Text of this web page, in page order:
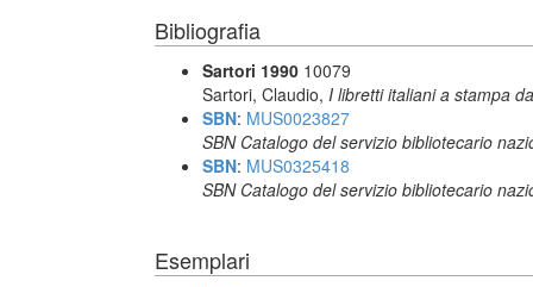
Bibliografia
Sartori 1990 10079
Sartori, Claudio, I libretti italiani a stampa
SBN: MUS0023827
SBN Catalogo del servizio bibliotecario
SBN: MUS0325418
SBN Catalogo del servizio bibliotecario
Esemplari